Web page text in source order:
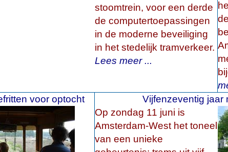
stoomtrein, voor een derde
de computertoepassingen
in de moderne beveiliging
in het stedelijk tramverkeer.
Lees meer ...
voor optocht Vijfenzeventig jaar
Op zondag 11 juni is
Amsterdam-West het toneel
van een unieke